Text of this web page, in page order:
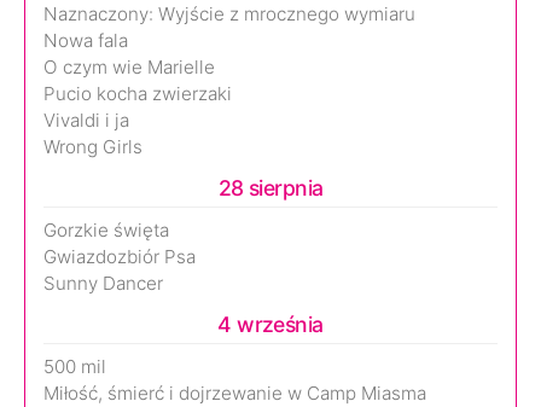
Naznaczony: Wyjście z mrocznego wymiaru
Nowa fala
O czym wie Marielle
Pucio kocha zwierzaki
Vivaldi i ja
Wrong Girls
28 sierpnia
Gorzkie święta
Gwiazdozbiór Psa
Sunny Dancer
4 września
500 mil
Miłość, śmierć i dojrzewanie w Camp Miasma